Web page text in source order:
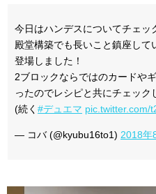
今日はハンデスについてチェッ
殿堂構築でも長いこと鎮座して
登場しました！
2ブロックならではのカードや
ったのでレシピと共にチェック
(続く #デュエマ pic.twitter.com/
— コバ (@kyubu16to1) 2018年